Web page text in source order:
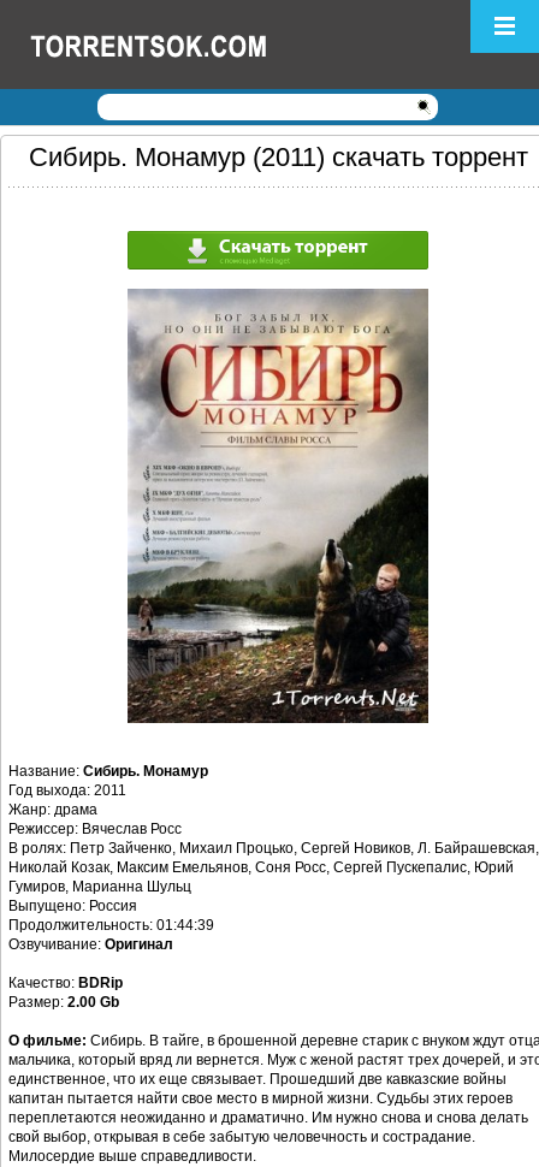
Логин: Пароль:
Регистрация Забыли пароль?
Сибирь. Монамур (2011) скачать торрент
Название: Сибирь. Монамур
Год выхода: 2011
Жанр: драма
Режиссер: Вячеслав Росс
В ролях: Петр Зайченко, Михаил Процько, Сергей Новиков, Л. Байрашевская,
Николай Козак, Максим Емельянов, Соня Росс, Сергей Пускепалис, Юрий
Гумиров, Марианна Шульц
Выпущено: Россия
Продолжительность: 01:44:39
Озвучивание: Оригинал
Качество: BDRip
Размер: 2.00 Gb
О фильме: Сибирь. В тайге, в брошенной деревне старик с внуком ждут
мальчика, который вряд ли вернется. Муж с женой растят трех дочерей, и
единственное, что их еще связывает. Прошедший две кавказские войны
капитан пытается найти свое место в мирной жизни. Судьбы этих героев
переплетаются неожиданно и драматично. Им нужно снова и снова делать
свой выбор, открывая в себе забытую человечность и сострадание.
Милосердие выше справедливости.